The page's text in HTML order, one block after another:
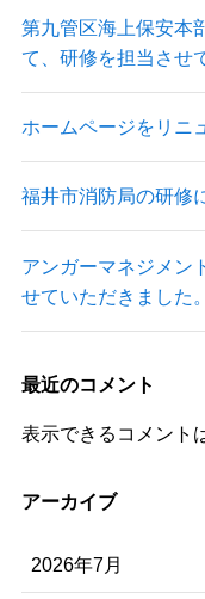
第九管区海上保安本
て、研修を担当させ
ホームページをリニ
福井市消防局の研修
アンガーマネジメン
せていただきました。
最近のコメント
表示できるコメント
アーカイブ
2026年7月